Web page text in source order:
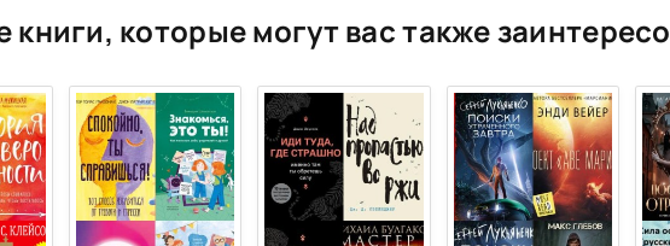
книги, которые могут вас также